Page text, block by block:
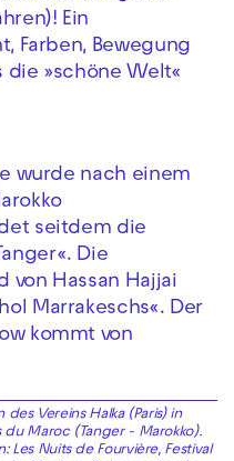
Ein
Farben, Bewegung
die »schöne Welt«
wurde nach einem
seitdem die
Die
von Hassan Hajjai
Marrakeschs«. Der
kommt von
Vereins Halka (Paris) in
Maroc (Tanger - Marokko).
Les Nuits de Fourvière, Festival